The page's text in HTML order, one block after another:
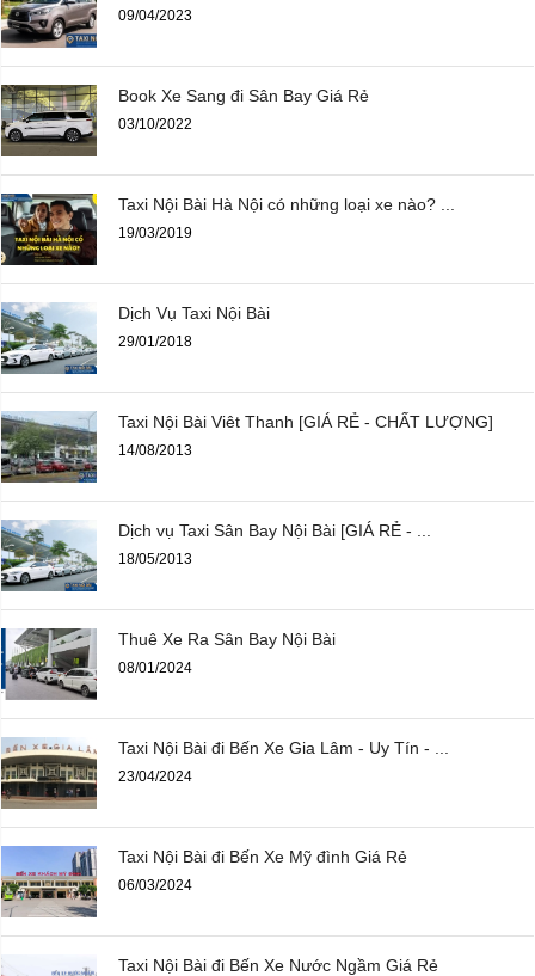
09/04/2023
Book Xe Sang đi Sân Bay Giá Rẻ
03/10/2022
Taxi Nội Bài Hà Nội có những loại xe nào? ...
19/03/2019
Dịch Vụ Taxi Nội Bài
29/01/2018
Taxi Nội Bài Viêt Thanh [GIÁ RẺ - CHẤT LƯỢNG]
14/08/2013
Dịch vụ Taxi Sân Bay Nội Bài [GIÁ RẺ - ...
18/05/2013
Thuê Xe Ra Sân Bay Nội Bài
08/01/2024
Taxi Nội Bài đi Bến Xe Gia Lâm - Uy Tín - ...
23/04/2024
Taxi Nội Bài đi Bến Xe Mỹ đình Giá Rẻ
06/03/2024
Taxi Nội Bài đi Bến Xe Nước Ngầm Giá Rẻ